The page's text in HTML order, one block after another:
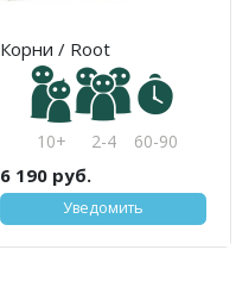
Корни / Root
10+ 2-4 60-90
6 190 руб.
Уведомить